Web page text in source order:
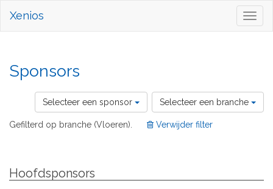
Xenios
Sponsors
Selecteer een sponsor Selecteer een branche
Gefilterd op branche (Vloeren). Verwijder filter
Hoofdsponsors